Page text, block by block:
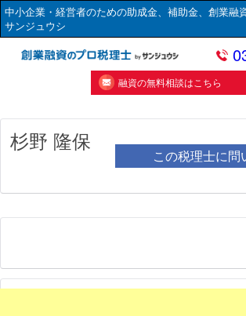
中小企業・経営者のための助成金、補助金、創業融
サンジュウシ
融資の無料相談はこちら
杉野 隆保
この税理士に問